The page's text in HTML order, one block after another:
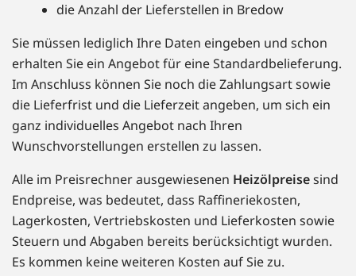
die Anzahl der Lieferstellen in Bredow
Sie müssen lediglich Ihre Daten eingeben und schon
erhalten Sie ein Angebot für eine Standardbelieferung.
Im Anschluss können Sie noch die Zahlungsart sowie
die Lieferfrist und die Lieferzeit angeben, um sich ein
ganz individuelles Angebot nach Ihren
Wunschvorstellungen erstellen zu lassen.
Alle im Preisrechner ausgewiesenen Heizölpreisesind
Endpreise, was bedeutet, dass Raffineriekosten,
Lagerkosten, Vertriebskosten und Lieferkosten sowie
Steuern und Abgaben bereits berücksichtigt wurden.
Es kommen keine weiteren Kosten auf Sie zu.